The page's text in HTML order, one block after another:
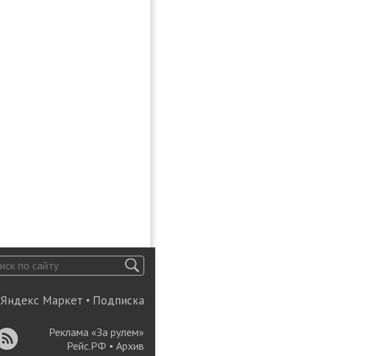
Яндекс Маркет • Подписка
Реклама «За рулем»
Рейс.РФ • Архив